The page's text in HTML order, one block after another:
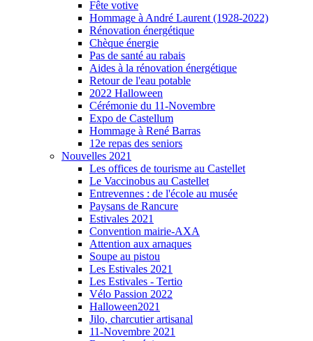
Fête votive
Hommage à André Laurent (1928-2022)
Rénovation énergétique
Chèque énergie
Pas de santé au rabais
Aides à la rénovation énergétique
Retour de l'eau potable
2022 Halloween
Cérémonie du 11-Novembre
Expo de Castellum
Hommage à René Barras
12e repas des seniors
Nouvelles 2021
Les offices de tourisme au Castellet
Le Vaccinobus au Castellet
Entrevennes : de l'école au musée
Paysans de Rancure
Estivales 2021
Convention mairie-AXA
Attention aux arnaques
Soupe au pistou
Les Estivales 2021
Les Estivales - Tertio
Vélo Passion 2022
Halloween2021
Jilo, charcutier artisanal
11-Novembre 2021